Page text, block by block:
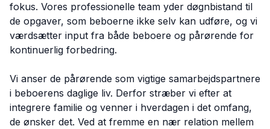
fokus. Vores professionelle team yder døgnbistand til
de opgaver, som beboerne ikke selv kan udføre, og vi
værdsætter input fra både beboere og pårørende for
kontinuerlig forbedring.
Vi anser de pårørende som vigtige samarbejdspartnere
i beboerens daglige liv. Derfor stræber vi efter at
integrere familie og venner i hverdagen i det omfang,
de ønsker det. Ved at fremme en nær relation mellem